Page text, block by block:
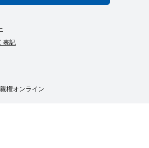
表記
権オンライン